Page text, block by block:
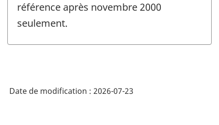
référence après novembre 2000
seulement.
Date de modification : 2026-07-23